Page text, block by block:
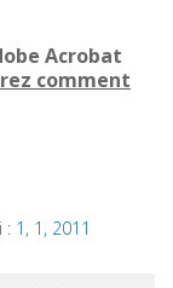
Acrobat
comment
1, 1, 2011